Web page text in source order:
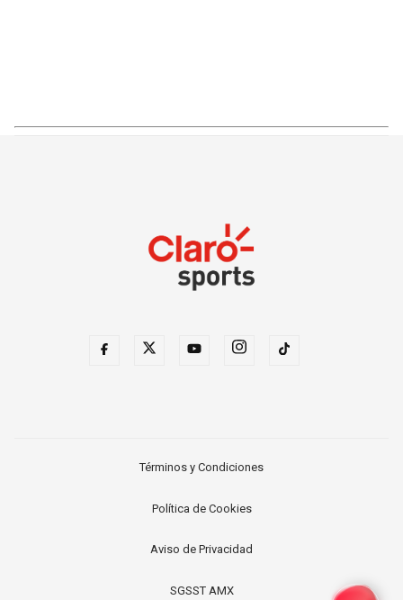
Términos y Condiciones
Política de Cookies
Aviso de Privacidad
SGSST AMX